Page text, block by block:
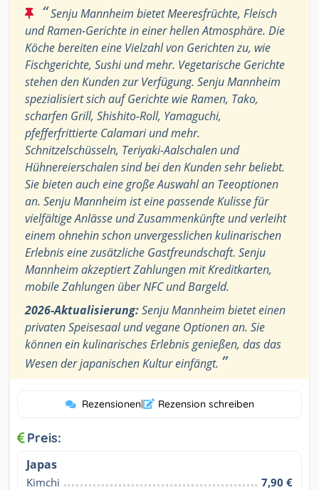
“Senju Mannheim bietet Meeresfrüchte, Fleisch
und Ramen-Gerichte in einer hellen Atmosphäre. Die
Köche bereiten eine Vielzahl von Gerichten zu, wie
Fischgerichte, Sushi und mehr. Vegetarische Gerichte
stehen den Kunden zur Verfügung. Senju Mannheim
spezialisiert sich auf Gerichte wie Ramen, Tako,
scharfen Grill, Shishito-Roll, Yamaguchi,
pfefferfrittierte Calamari und mehr.
Schnitzelschüsseln, Teriyaki-Aalschalen und
Hühnereierschalen sind bei den Kunden sehr beliebt.
Sie bieten auch eine große Auswahl an Teeoptionen
an. Senju Mannheim ist eine passende Kulisse für
vielfältige Anlässe und Zusammenkünfte und verleiht
einem ohnehin schon unvergesslichen kulinarischen
Erlebnis eine zusätzliche Gastfreundschaft. Senju
Mannheim akzeptiert Zahlungen mit Kreditkarten,
mobile Zahlungen über NFC und Bargeld.
2026-Aktualisierung:Senju Mannheim bietet einen
privaten Speisesaal und vegane Optionen an. Sie
können ein kulinarisches Erlebnis genießen, das das
Wesen der japanischen Kultur einfängt. ”
Rezensionen| Rezension schreiben
Preis:
Japas
Kimchi
7,90 €